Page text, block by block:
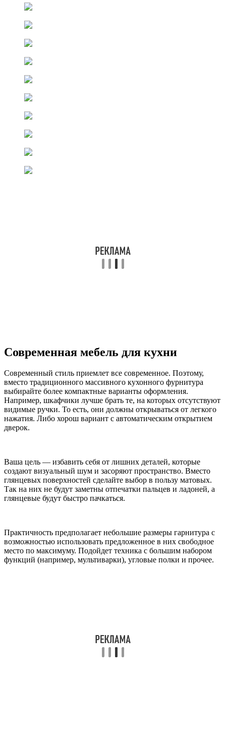
Современная мебель для кухни
Современный стиль приемлет все современное. Поэтому,
вместо традиционного массивного кухонного фурнитура
выбирайте более компактные варианты оформления.
Например, шкафчики лучше брать те, на которых отсутствуют
видимые ручки. То есть, они должны открываться от легкого
нажатия. Либо хорош вариант с автоматическим открытием
дверок.
Ваша цель — избавить себя от лишних деталей, которые
создают визуальный шум и засоряют пространство. Вместо
глянцевых поверхностей сделайте выбор в пользу матовых.
Так на них не будут заметны отпечатки пальцев и ладоней, а
глянцевые будут быстро пачкаться.
Практичность предполагает небольшие размеры гарнитура с
возможностью использовать предложенное в них свободное
место по максимуму. Подойдет техника с большим набором
функций (например, мультиварки), угловые полки и прочее.